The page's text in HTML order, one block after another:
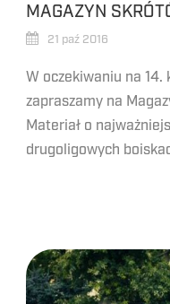
MAGAZYN
21 paź 2016
W oczekiwaniu na 14.
zapraszamy na
Materiał o
drugoligowych